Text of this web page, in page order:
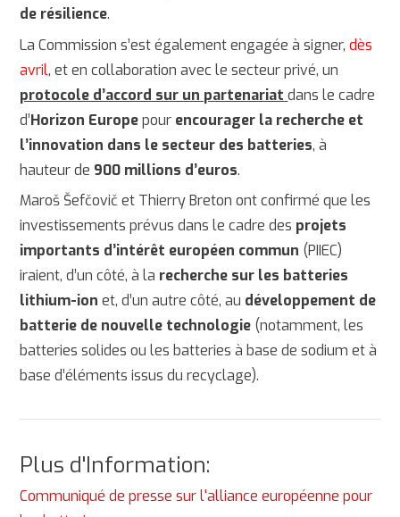
de résilience.
La Commission s’est également engagée à signer,dès
avril, et en collaboration avec le secteur privé, un
protocole d’accord sur un partenariat dans le cadre
d’Horizon Europepour encourager la recherche et
l’innovation dans le secteur des batteries, à
hauteur de 900 millions d’euros.
Maroš Šefčovič et Thierry Breton ont confirmé que les
investissements prévus dans le cadre des projets
importants d’intérêt européen commun (PIIEC)
iraient, d’un côté, à la recherche sur les batteries
lithium-ion et, d’un autre côté, au développement de
batterie de nouvelle technologie (notamment, les
batteries solides ou les batteries à base de sodium et à
base d’éléments issus du recyclage).
Plus d'Information:
Communiqué de presse sur l'alliance européenne pour